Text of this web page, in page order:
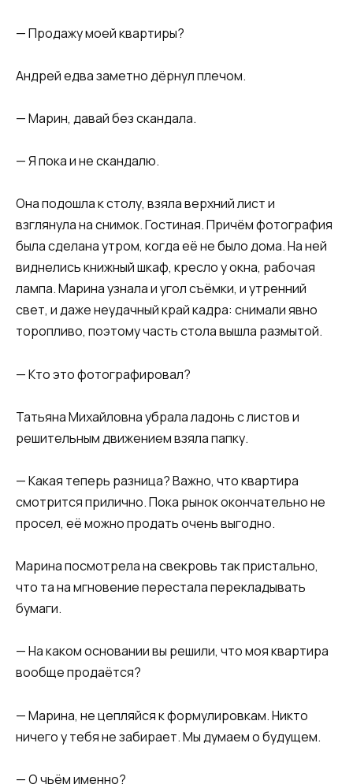
— Продажу моей квартиры?
Андрей едва заметно дёрнул плечом.
— Марин, давай без скандала.
— Я пока и не скандалю.
Она подошла к столу, взяла верхний лист и
взглянула на снимок. Гостиная. Причём фотография
была сделана утром, когда её не было дома. На ней
виднелись книжный шкаф, кресло у окна, рабочая
лампа. Марина узнала и угол съёмки, и утренний
свет, и даже неудачный край кадра: снимали явно
торопливо, поэтому часть стола вышла размытой.
— Кто это фотографировал?
Татьяна Михайловна убрала ладонь с листов и
решительным движением взяла папку.
— Какая теперь разница? Важно, что квартира
смотрится прилично. Пока рынок окончательно не
просел, её можно продать очень выгодно.
Марина посмотрела на свекровь так пристально,
что та на мгновение перестала перекладывать
бумаги.
— На каком основании вы решили, что моя квартира
вообще продаётся?
— Марина, не цепляйся к формулировкам. Никто
ничего у тебя не забирает. Мы думаем о будущем.
— О чьём именно?